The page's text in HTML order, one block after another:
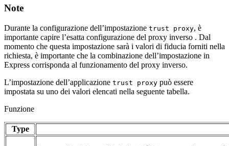
Note
Durante la configurazione dell’impostazione trust proxy, è
importante capire l’esatta configurazione del proxy inverso . Dal
momento che questa impostazione sarà i valori di fiducia forniti nella
richiesta, è importante che la combinazione dell’impostazione in
Express corrisponda al funzionamento del proxy inverso.
L’impostazione dell’applicazione trust proxy può essere
impostata su uno dei valori elencati nella seguente tabella.
Funzione
Type